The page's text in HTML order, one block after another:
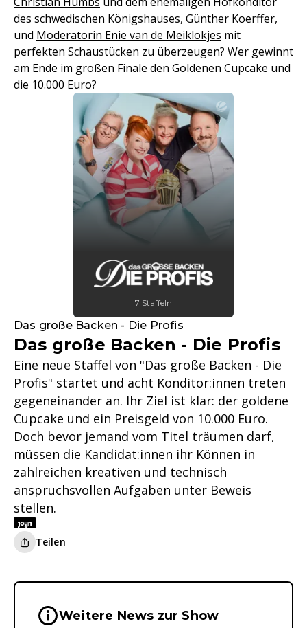
des schwedischen Königshauses, Günther Koerffer,
und Moderatorin Enie van de Meiklokjes mit
perfekten Schaustücken zu überzeugen? Wer gewinnt
am Ende im großen Finale den Goldenen Cupcake und
die 10.000 Euro?
7 Staffeln
Das große Backen - Die Profis
Das große Backen - Die Profis
Eine neue Staffel von "Das große Backen - Die
Profis" startet und acht Konditor:innen treten
gegeneinander an. Ihr Ziel ist klar: der goldene
Cupcake und ein Preisgeld von 10.000 Euro.
Doch bevor jemand vom Titel träumen darf,
müssen die Kandidat:innen ihr Können in
zahlreichen kreativen und technisch
anspruchsvollen Aufgaben unter Beweis
stellen.
Teilen
Wichtige Hinweise &
Weitere News zur Show